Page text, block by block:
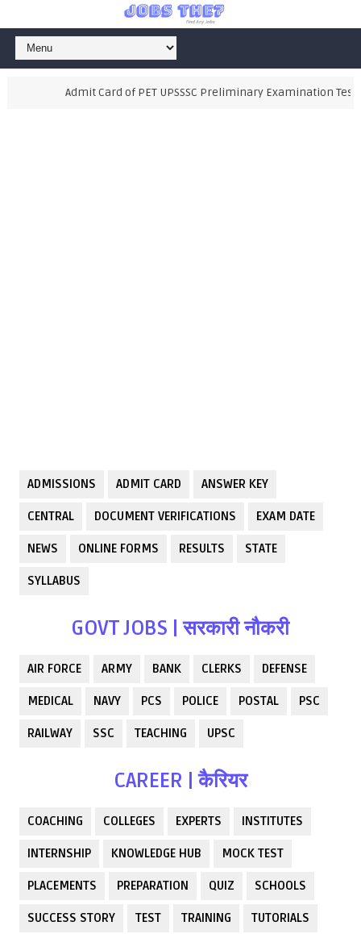
Admit Card of PET UPSSSC Preliminary Examination Test
ADMISSIONS ADMIT CARD ANSWER KEY
CENTRAL DOCUMENT VERIFICATIONS EXAM DATE
NEWS ONLINE FORMS RESULTS STATE
SYLLABUS
GOVT JOBS | सरकारी नौकरी
AIR FORCE ARMY BANK CLERKS DEFENSE
MEDICAL NAVY PCS POLICE POSTAL PSC
RAILWAY SSC TEACHING UPSC
CAREER | कैरियर
COACHING COLLEGES EXPERTS INSTITUTES
INTERNSHIP KNOWLEDGE HUB MOCK TEST
PLACEMENTS PREPARATION QUIZ SCHOOLS
SUCCESS STORY TEST TRAINING TUTORIALS